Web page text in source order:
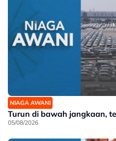
NIAGA AWANI
Turun di bawah jangkaan,
05/08/2026